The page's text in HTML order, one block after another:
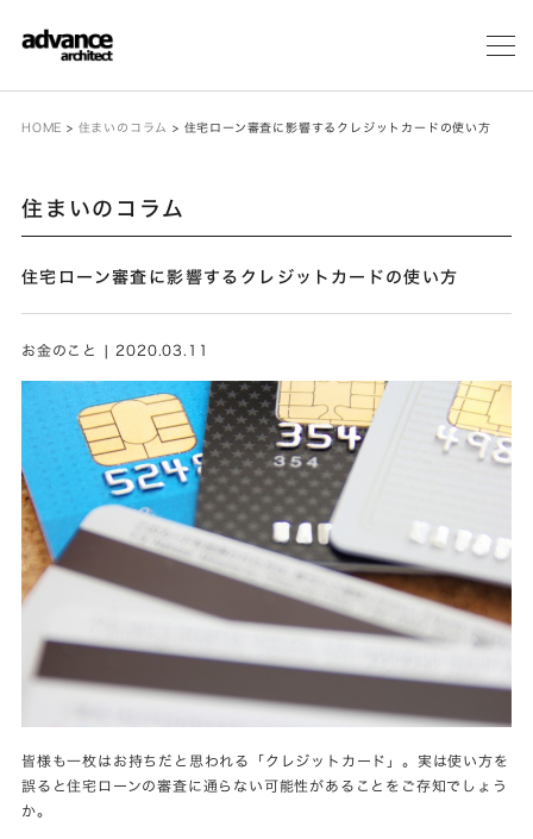
メ
HOME > 住まいのコラム > 住宅ローン審査に影響するクレジットカードの使い方
住まいのコラム
住宅ローン審査に影響するクレジットカードの使い方
お金のこと | 2020.03.11
皆様も一枚はお持ちだと思われる「クレジットカード」。実は使い方を
誤ると住宅ローンの審査に通らない可能性があることをご存知でしょう
か。